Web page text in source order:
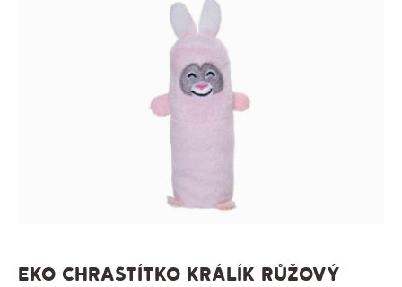
EKO CHRASTÍTKO KRÁLÍK RŮŽOVÝ